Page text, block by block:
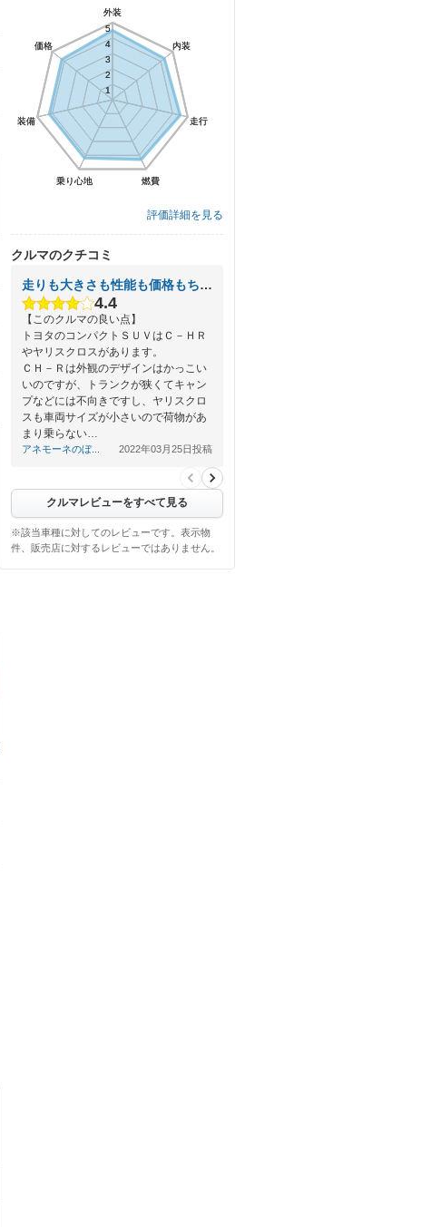
外装
内装
走行
燃費
乗り心地
装備
価格
1
2
3
4
5
外装
内装
走行
燃費
乗り心地
装備
価格
1
2
3
4
5
評価詳細を見る
クルマのクチコミ
走りも大きさも性能も価格もちょうどいい、そんなＳＵＶ車です
4.4
【このクルマの良い点】
トヨタのコンパクトＳＵＶはＣ－ＨＲ
やヤリスクロスがあります。
ＣＨ－Ｒは外観のデザインはかっこい
いのですが、トランクが狭くてキャン
プなどには不向きですし、ヤリスクロ
スも車両サイズが小さいので荷物があ
まり乗らない…
アネモーネのぼ... 2022年03月25日投稿
クルマレビューをすべて見る
※該当車種に対してのレビューです。表示物
件、販売店に対するレビューではありません。